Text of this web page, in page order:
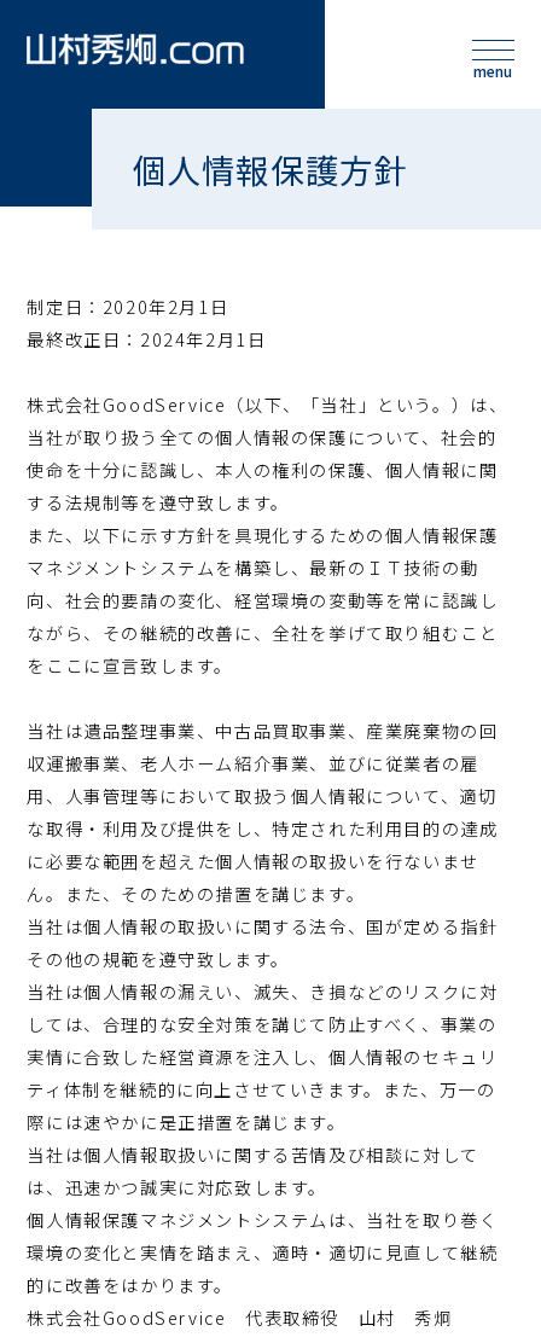
個人情報保護方針
制定日：2020年2月1日
最終改正日：2024年2月1日
株式会社GoodService（以下、「当社」という。）は、
当社が取り扱う全ての個人情報の保護について、社会的
使命を十分に認識し、本人の権利の保護、個人情報に関
する法規制等を遵守致します。
また、以下に示す方針を具現化するための個人情報保護
マネジメントシステムを構築し、最新のＩＴ技術の動
向、社会的要請の変化、経営環境の変動等を常に認識し
ながら、その継続的改善に、全社を挙げて取り組むこと
をここに宣言致します。
当社は遺品整理事業、中古品買取事業、産業廃棄物の回
収運搬事業、老人ホーム紹介事業、並びに従業者の雇
用、人事管理等において取扱う個人情報について、適切
な取得・利用及び提供をし、特定された利用目的の達成
に必要な範囲を超えた個人情報の取扱いを行ないませ
ん。また、そのための措置を講じます。
当社は個人情報の取扱いに関する法令、国が定める指針
その他の規範を遵守致します。
当社は個人情報の漏えい、滅失、き損などのリスクに対
しては、合理的な安全対策を講じて防止すべく、事業の
実情に合致した経営資源を注入し、個人情報のセキュリ
ティ体制を継続的に向上させていきます。また、万一の
際には速やかに是正措置を講じます。
当社は個人情報取扱いに関する苦情及び相談に対して
は、迅速かつ誠実に対応致します。
個人情報保護マネジメントシステムは、当社を取り巻く
環境の変化と実情を踏まえ、適時・適切に見直して継続
的に改善をはかります。
株式会社GoodService 代表取締役 山村 秀炯